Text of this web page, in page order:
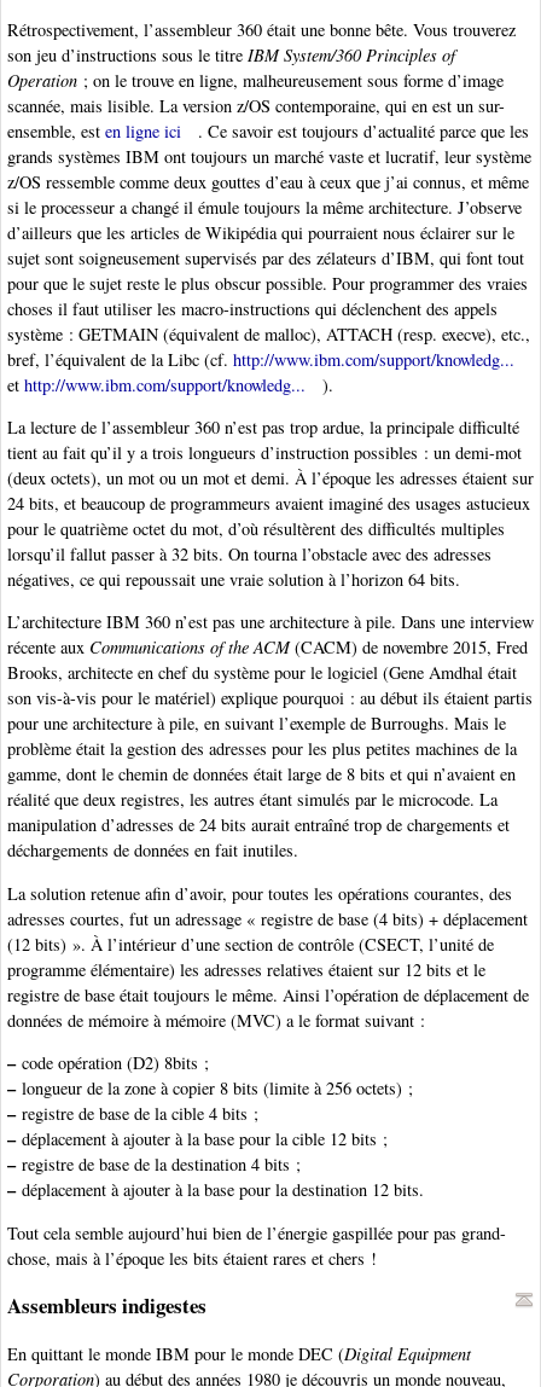
Rétrospectivement, l’assembleur 360 était une bonne bête. Vous trouverez
son jeu d’instructions sous le titre IBM System/360 Principles of
Operation ; on le trouve en ligne, malheureusement sous forme d’image
scannée, mais lisible. La version z/OS contemporaine, qui en est un sur-
ensemble, est en ligne ici
. Ce savoir est toujours d’actualité parce que les
grands systèmes IBM ont toujours un marché vaste et lucratif, leur système
z/OS ressemble comme deux gouttes d’eau à ceux que j’ai connus, et même
si le processeur a changé il émule toujours la même architecture. J’observe
d’ailleurs que les articles de Wikipédia qui pourraient nous éclairer sur le
sujet sont soigneusement supervisés par des zélateurs d’IBM, qui font tout
pour que le sujet reste le plus obscur possible. Pour programmer des vraies
choses il faut utiliser les macro-instructions qui déclenchent des appels
système : GETMAIN (équivalent de malloc), ATTACH (resp. execve), etc.,
bref, l’équivalent de la Libc (cf. http://www.ibm.com/support/knowledg...
et http://www.ibm.com/support/knowledg...
).
La lecture de l’assembleur 360 n’est pas trop ardue, la principale difficulté
tient au fait qu’il y a trois longueurs d’instruction possibles : un demi-mot
(deux octets), un mot ou un mot et demi. À l’époque les adresses étaient sur
24 bits, et beaucoup de programmeurs avaient imaginé des usages astucieux
pour le quatrième octet du mot, d’où résultèrent des difficultés multiples
lorsqu’il fallut passer à 32 bits. On tourna l’obstacle avec des adresses
négatives, ce qui repoussait une vraie solution à l’horizon 64 bits.
L’architecture IBM 360 n’est pas une architecture à pile. Dans une interview
récente aux Communications of the ACM(CACM) de novembre 2015, Fred
Brooks, architecte en chef du système pour le logiciel (Gene Amdhal était
son vis-à-vis pour le matériel) explique pourquoi : au début ils étaient partis
pour une architecture à pile, en suivant l’exemple de Burroughs. Mais le
problème était la gestion des adresses pour les plus petites machines de la
gamme, dont le chemin de données était large de 8 bits et qui n’avaient en
réalité que deux registres, les autres étant simulés par le microcode. La
manipulation d’adresses de 24 bits aurait entraîné trop de chargements et
déchargements de données en fait inutiles.
La solution retenue afin d’avoir, pour toutes les opérations courantes, des
adresses courtes, fut un adressage « registre de base (4 bits) + déplacement
(12 bits) ». À l’intérieur d’une section de contrôle (CSECT, l’unité de
programme élémentaire) les adresses relatives étaient sur 12 bits et le
registre de base était toujours le même. Ainsi l’opération de déplacement de
données de mémoire à mémoire (MVC) a le format suivant :
–code opération (D2) 8bits ;
–longueur de la zone à copier 8 bits (limite à 256 octets) ;
–registre de base de la cible 4 bits ;
–déplacement à ajouter à la base pour la cible 12 bits ;
–registre de base de la destination 4 bits ;
–déplacement à ajouter à la base pour la destination 12 bits.
Tout cela semble aujourd’hui bien de l’énergie gaspillée pour pas grand-
chose, mais à l’époque les bits étaient rares et chers !
Assembleurs indigestes
En quittant le monde IBM pour le monde DEC (Digital Equipment
Corporation) au début des années 1980 je découvris un monde nouveau,